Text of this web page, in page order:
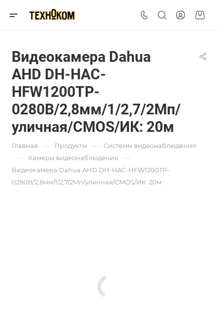
Видеокамера Dahua
AHD DH-HAC-
HFW1200TP-
0280B/2,8мм/1/2,7/2Mп/
уличная/CMOS/ИК: 20м
Главная — Продукты — Системы видеонаблюдения
— Камеры видеонаблюдения —
Видеокамера Dahua AHD DH-HAC-HFW1200TP-
0280B/2,8мм/1/2,7/2Mп/уличная/CMOS/ИК: 20м